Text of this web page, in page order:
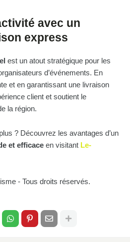
avec un
express
est un atout stratégique pour les
d’événements. En
et en garantissant une livraison
client et soutient le
la région.
? Découvrez les avantages d’un
et efficace en visitant Le-
- Tous droits réservés.